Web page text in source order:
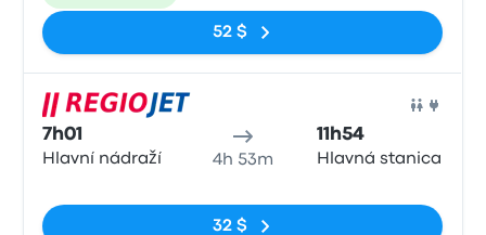
52 $
7h01
Hlavní nádraží 4h 53m
11h54
Hlavná stanica
32 $